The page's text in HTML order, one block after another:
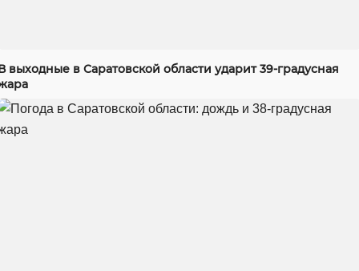
выходные в Саратовской области ударит 39-градусная